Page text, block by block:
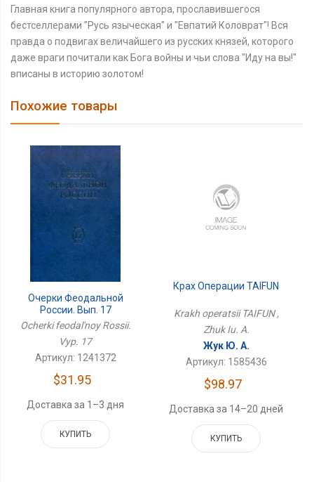
Главная книга популярного автора, прославившегося
бестселлерами "Русь языческая" и "Евпатий Коловрат"! Вся
правда о подвигах величайшего из русских князей, которого
даже враги почитали как Бога войны и чьи слова "Иду на вы!"
вписаны в историю золотом!
Похожие товары
Очерки Феодальной
России. Вып. 17
Ocherki feodal'noy Rossii.
Vyp. 17
Артикул: 1241372
$31.95
Доставка за 1–3 дня
КУПИТЬ
Крах Операции TAIFUN
Krakh operatsii TAIFUN ,
Zhuk Iu. A.
Жук Ю. А.
Артикул: 1585436
$98.97
Доставка за 14–20 дней
КУПИТЬ